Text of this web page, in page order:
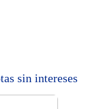
sin intereses